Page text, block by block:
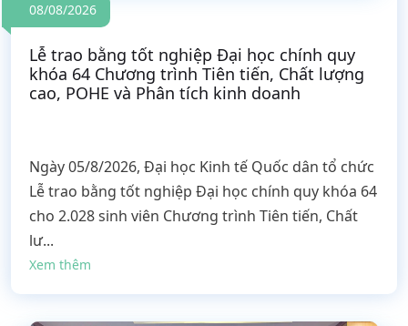
08/08/2026
Lễ trao bằng tốt nghiệp Đại học chính quy
khóa 64 Chương trình Tiên tiến, Chất lượng
cao, POHE và Phân tích kinh doanh
Ngày 05/8/2026, Đại học Kinh tế Quốc dân tổ chức
Lễ trao bằng tốt nghiệp Đại học chính quy khóa 64
cho 2.028 sinh viên Chương trình Tiên tiến, Chất
lư...
Xem thêm